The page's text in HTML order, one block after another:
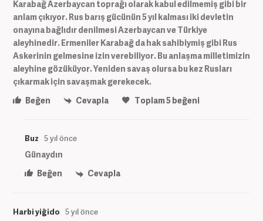
Karabağ Azerbaycan toprağı olarak kabul edilmemiş gibi bir
anlam çıkıyor. Rus barış gücünün 5 yıl kalması iki devletin
onayına bağlıdır denilmesi Azerbaycan ve Türkiye
aleyhinedir. Ermeniler Karabağ da hak sahibiymiş gibi Rus
Askerinin gelmesine izin verebiliyor. Bu anlaşma milletimizin
aleyhine gözüküyor. Yeniden savaş olursa bu kez Rusları
çıkarmak için savaşmak gerekecek.
Beğen
Cevapla Toplam5beğeni
Buz 5 yıl önce
Günaydın
Beğen
Cevapla
Harbi yiğido 5 yıl önce